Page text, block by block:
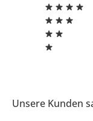
Unsere Kunden